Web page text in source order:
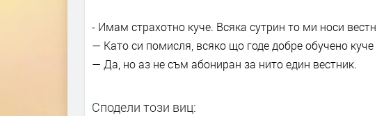
- Имам страхотно куче. Всяка сутрин то ми носи
— Като си помисля, всяко що годе добре обучено
— Да, но аз не съм абониран за нито един вестник.
Сподели този виц: